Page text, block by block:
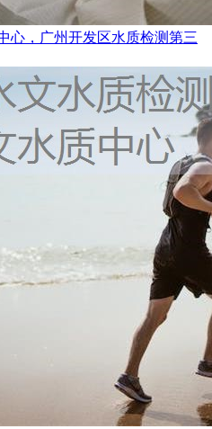
心，广州开发区水质检测第三